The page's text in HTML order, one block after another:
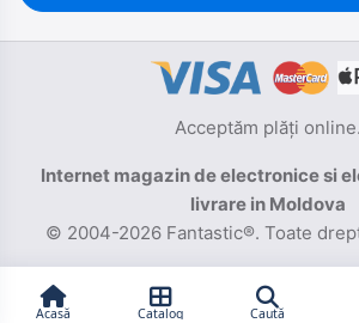
Acasă Catalog Caută
Acceptăm plăți online.
Internet magazin de electronice si
livrare in Moldova
© 2004-2026 Fantastic®. Toate